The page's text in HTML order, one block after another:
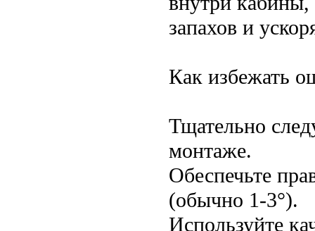
запахов и
Как избежать
Тщательно
монтаже.
Обеспечьте
(обычно 1-3°).
Используйте